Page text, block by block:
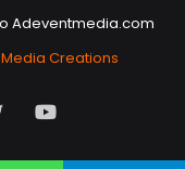
Adeventmedia.com
Creations
X Youtube